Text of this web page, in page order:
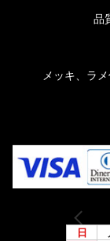
品
メッキ、ラ
日